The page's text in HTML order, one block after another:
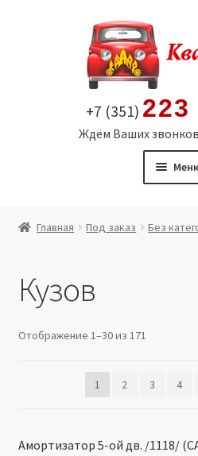
содержимому
+7 (351) 223
Ждём Ваших звонков
Мой аккаунт
Политика в отношении
Производители
Главная Под заказ Без
Кузов
Отображение 1–30 из 171
1 2 3 4
Амортизатор 5-ой дв. /1118/